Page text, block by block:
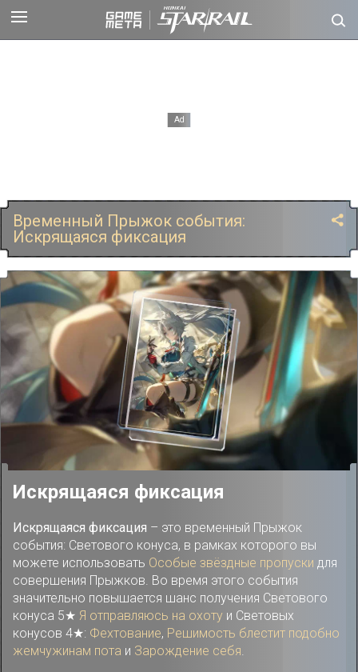
Временный Прыжок события:
Искрящаяся фиксация
Искрящаяся фиксация
Искрящаяся фиксация – это временный Прыжок
события: Светового конуса, в рамках которого вы
можете использовать Особые звёздные пропуски для
совершения Прыжков. Во время этого события
значительно повышается шанс получения Светового
конуса 5★ Я отправляюсь на охоту и Световых
конусов 4★: Фехтование, Решимость блестит подобно
жемчужинам пота и Зарождение себя.